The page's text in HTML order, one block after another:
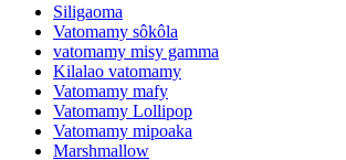
Siligaoma
Vatomamy sôkôla
vatomamy misy gamma
Kilalao vatomamy
Vatomamy mafy
Vatomamy Lollipop
Vatomamy mipoaka
Marshmallow